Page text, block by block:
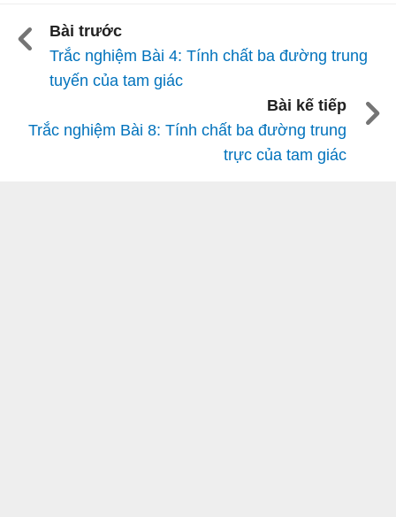
Bài trước
Trắc nghiệm Bài 4: Tính chất ba đường trung
tuyến của tam giác
Bài kế tiếp
Trắc nghiệm Bài 8: Tính chất ba đường trung
trực của tam giác